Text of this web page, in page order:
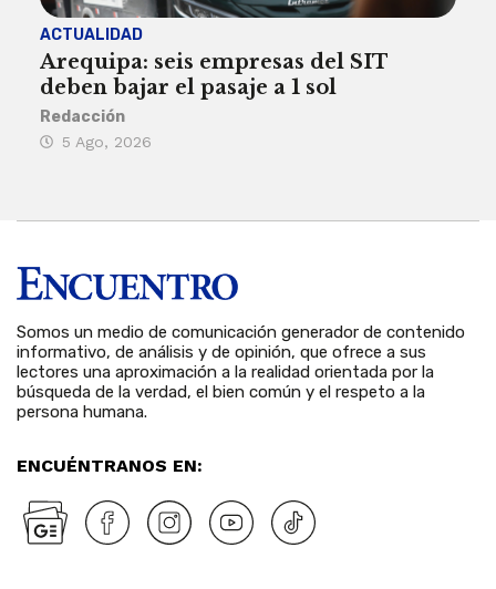
ACTUALIDAD
Arequipa: seis empresas del SIT
deben bajar el pasaje a 1 sol
Redacción
5 Ago, 2026
Somos un medio de comunicación generador de contenido
informativo, de análisis y de opinión, que ofrece a sus
lectores una aproximación a la realidad orientada por la
búsqueda de la verdad, el bien común y el respeto a la
persona humana.
ENCUÉNTRANOS EN: